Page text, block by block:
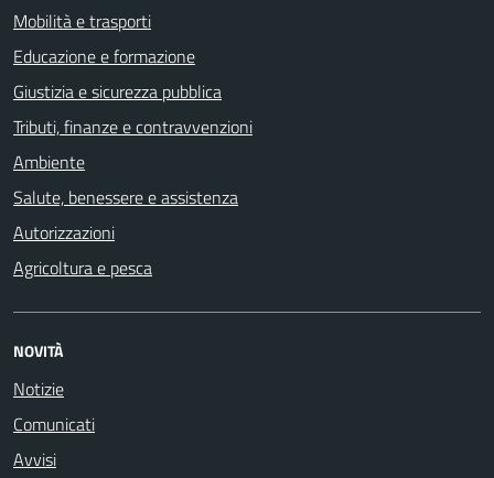
Mobilità e trasporti
Educazione e formazione
Giustizia e sicurezza pubblica
Tributi, finanze e contravvenzioni
Ambiente
Salute, benessere e assistenza
Autorizzazioni
Agricoltura e pesca
NOVITÀ
Notizie
Comunicati
Avvisi